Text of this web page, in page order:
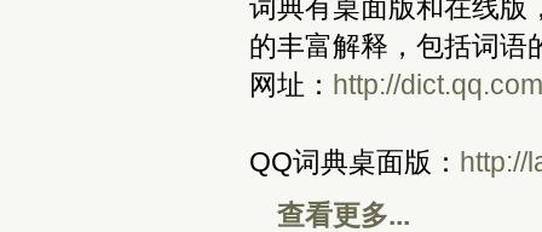
词典有桌面版和在线版
的丰富解释，包括词语
网址： http://dict.qq.com
QQ词典桌面版： http://
查看更多...